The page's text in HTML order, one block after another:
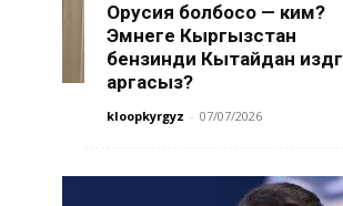
Орусия болбосо — ким?
Эмнеге Кыргызстан
бензинди Кытайдан издөөгө
аргасыз?
kloopkyrgyz - 07/07/2026